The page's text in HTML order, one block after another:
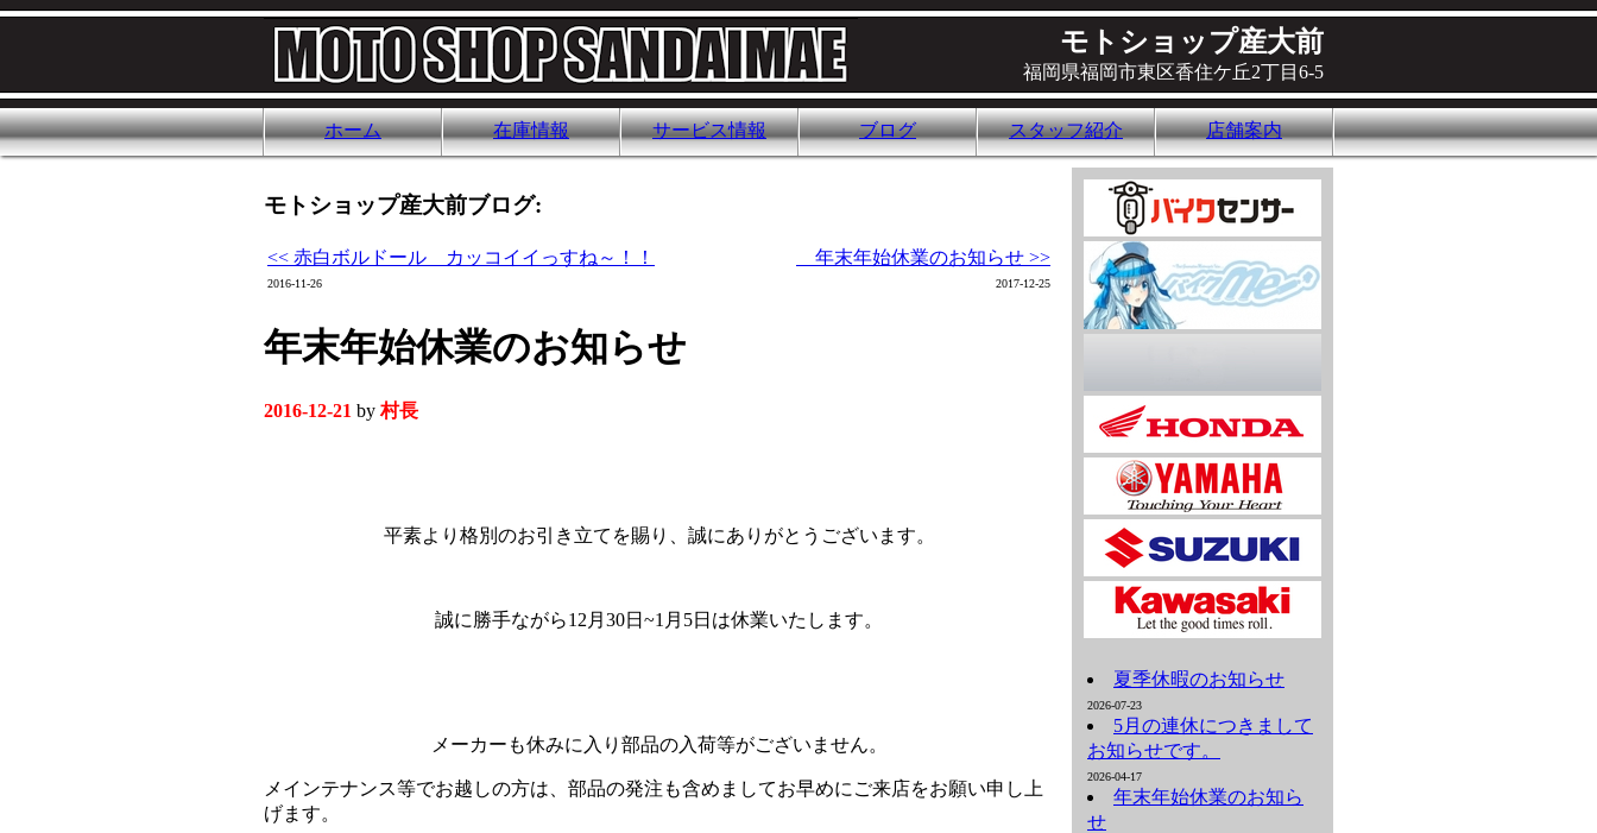
モトショップ産大前
福岡県福岡市東区香住ケ丘2丁目6-5
ホーム 在庫情報 サービス情報 ブログ スタッフ紹介 店舗案内
モトショップ産大前ブログ:
<< 赤白ボルドール カッコイイっすね～！！
2016-11-26
年末年始休業のお知らせ >>
2017-12-25
年末年始休業のお知らせ
2016-12-21 by村長
平素より格別のお引き立てを賜り、誠にありがとうございます。
誠に勝手ながら12月30日~1月5日は休業いたします。
メーカーも休みに入り部品の入荷等がございません。
メインテナンス等でお越しの方は、部品の発注も含めましてお早めにご来店をお願い申し上
げます。
夏季休暇のお知らせ
2026-07-23
5月の連休につきまして
お知らせです。
2026-04-17
年末年始休業のお知ら
せ